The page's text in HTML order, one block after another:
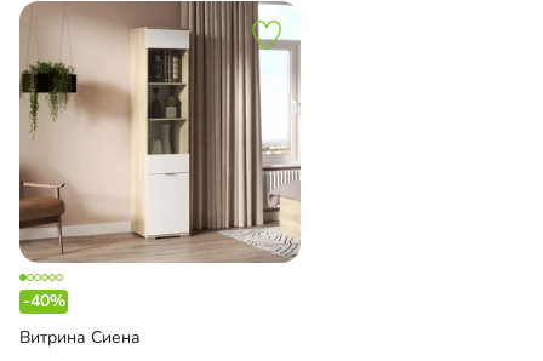
-40%
Витрина Сиена